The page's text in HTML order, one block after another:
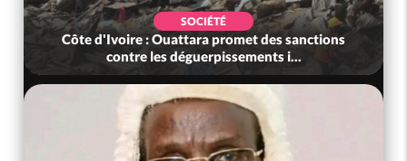
SOCIÉTÉ
Côte d'Ivoire : Ouattara promet des sanctions
contre les déguerpissements i...